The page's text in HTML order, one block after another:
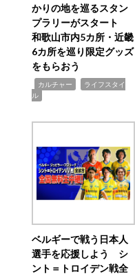
かりの地を巡るスタン
プラリーがスタート
和歌山市内5カ所・近畿
6カ所を巡り限定グッズ
をもらおう
カルチャー
ライフスタイ
ル
ベルギーで戦う日本人
選手を応援しよう シ
ント＝トロイデン戦全